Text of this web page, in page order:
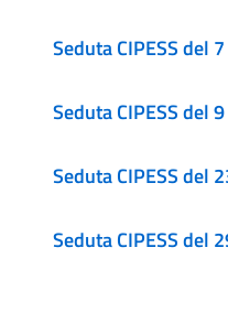
Seduta CIPESS del
Seduta CIPESS del
Seduta CIPESS del
Seduta CIPESS del